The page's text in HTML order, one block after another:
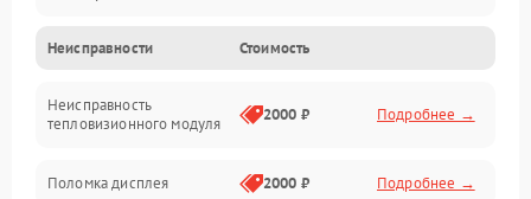
Измерения
Матрица
Неисправности Стоимость
Неисправность
тепловизионного модуля
2000 ₽ Подробнее →
Поломка дисплея 2000 ₽ Подробнее →